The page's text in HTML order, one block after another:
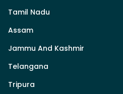
Tamil Nadu
Assam
Jammu And Kashmir
Telangana
Tripura